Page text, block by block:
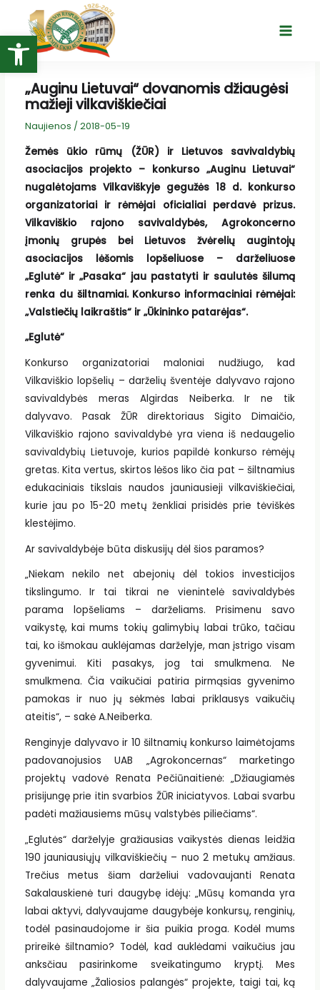
Open toolbar
turinio
Main
„Auginu Lietuvai“ dovanomis džiaugėsi
mažieji vilkaviškiečiai
Naujienos / 2018-05-19
Žemės ūkio rūmų (ŽŪR) ir Lietuvos savivaldybių
asociacijos projekto – konkurso „Auginu Lietuvai“
nugalėtojams Vilkaviškyje gegužės 18 d. konkurso
organizatoriai ir rėmėjai oficialiai perdavė prizus.
Vilkaviškio rajono savivaldybės, Agrokoncerno
įmonių grupės bei Lietuvos žvėrelių augintojų
asociacijos lėšomis lopšeliuose – darželiuose
„Eglutė“ ir „Pasaka“ jau pastatyti ir saulutės šilumą
renka du šiltnamiai. Konkurso informaciniai rėmėjai:
„Valstiečių laikraštis“ ir „Ūkininko patarėjas“.
„Eglutė“
Konkurso organizatoriai maloniai nudžiugo, kad
Vilkaviškio lopšelių – darželių šventėje dalyvavo rajono
savivaldybės meras Algirdas Neiberka. Ir ne tik
dalyvavo. Pasak ŽŪR direktoriaus Sigito Dimaičio,
Vilkaviškio rajono savivaldybė yra viena iš nedaugelio
savivaldybių Lietuvoje, kurios papildė konkurso rėmėjų
gretas. Kita vertus, skirtos lėšos liko čia pat – šiltnamius
edukaciniais tikslais naudos jauniausieji vilkaviškiečiai,
kurie jau po 15-20 metų ženkliai prisidės prie tėviškės
klestėjimo.
Ar savivaldybėje būta diskusijų dėl šios paramos?
„Niekam nekilo net abejonių dėl tokios investicijos
tikslingumo. Ir tai tikrai ne vienintelė savivaldybės
parama lopšeliams – darželiams. Prisimenu savo
vaikystę, kai mums tokių galimybių labai trūko, tačiau
tai, ko išmokau auklėjamas darželyje, man įstrigo visam
gyvenimui. Kiti pasakys, jog tai smulkmena. Ne
smulkmena. Čia vaikučiai patiria pirmąsias gyvenimo
pamokas ir nuo jų sėkmės labai priklausys vaikučių
ateitis“, – sakė A.Neiberka.
Renginyje dalyvavo ir 10 šiltnamių konkurso laimėtojams
padovanojusios UAB „Agrokoncernas“ marketingo
projektų vadovė Renata Pečiūnaitienė: „Džiaugiamės
prisijungę prie itin svarbios ŽŪR iniciatyvos. Labai svarbu
padėti mažiausiems mūsų valstybės piliečiams“.
„Eglutės“ darželyje gražiausias vaikystės dienas leidžia
190 jauniausiųjų vilkaviškiečių – nuo 2 metukų amžiaus.
Trečius metus šiam darželiui vadovaujanti Renata
Sakalauskienė turi daugybę idėjų: „Mūsų komanda yra
labai aktyvi, dalyvaujame daugybėje konkursų, renginių,
todėl pasinaudojome ir šia puikia proga. Kodėl mums
prireikė šiltnamio? Todėl, kad auklėdami vaikučius jau
anksčiau pasirinkome sveikatingumo kryptį. Mes
dalyvaujame „Žaliosios palangės“ projekte, taigi tai, ką